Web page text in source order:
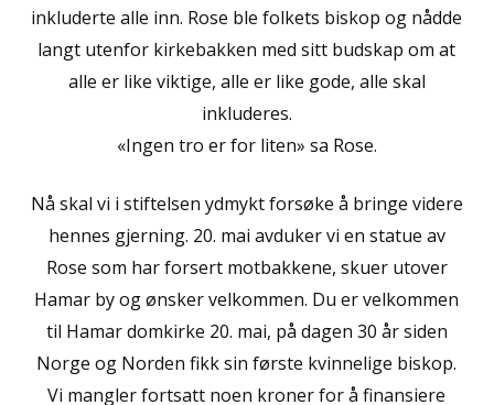
inkluderte alle inn. Rose ble folkets biskop og nådde
langt utenfor kirkebakken med sitt budskap om at
alle er like viktige, alle er like gode, alle skal
inkluderes.
«Ingen tro er for liten» sa Rose.
Nå skal vi i stiftelsen ydmykt forsøke å bringe videre
hennes gjerning. 20. mai avduker vi en statue av
Rose som har forsert motbakkene, skuer utover
Hamar by og ønsker velkommen. Du er velkommen
til Hamar domkirke 20. mai, på dagen 30 år siden
Norge og Norden fikk sin første kvinnelige biskop.
Vi mangler fortsatt noen kroner for å finansiere